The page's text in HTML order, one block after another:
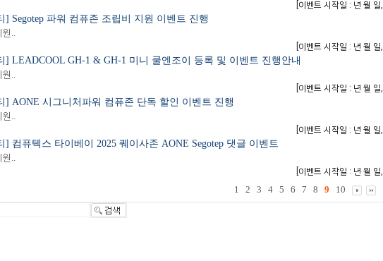
이벤트 시작일 : 년 월 일,
] Segotep 파워 컴퓨존 조립비 지원 이벤트 진행
원..
이벤트 시작일 : 년 월 일,
] LEADCOOL GH-1 & GH-1 미니 쿨엔조이 등록 및 이벤트 진행안내
원..
이벤트 시작일 : 년 월 일,
] AONE 시그니처파워 컴퓨존 단독 할인 이벤트 진행
원..
이벤트 시작일 : 년 월 일,
] 컴퓨텍스 타이베이 2025 퀘이사존 AONE Segotep 댓글 이벤트
원..
이벤트 시작일 : 년 월 일,
1
2 3 4 5 6 7 8 9 10